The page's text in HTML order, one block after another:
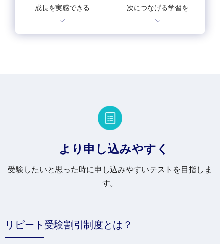
成長を実感できる 次につなげる学習を
より申し込みやすく
受験したいと思った時に申し込みやすいテストを目指しま
す。
リピート受験割引制度とは？